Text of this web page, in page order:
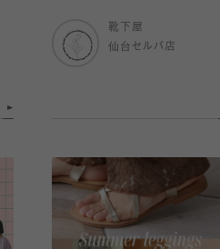
靴下屋
仙台セルバ店